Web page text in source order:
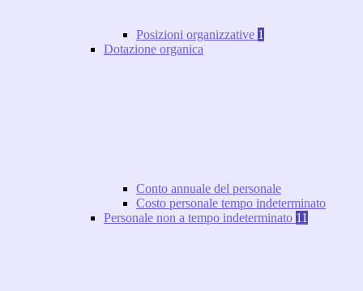
Posizioni organizzative 1
Dotazione organica
Conto annuale del personale
Costo personale tempo indeterminato
Personale non a tempo indeterminato 11